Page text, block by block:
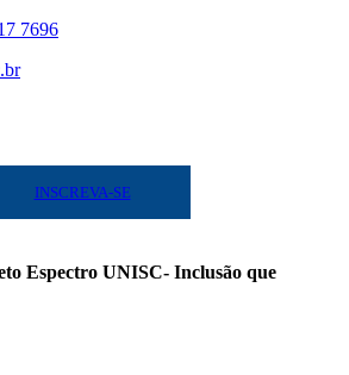
7696
INSCREVA-SE
Espectro UNISC- Inclusão que